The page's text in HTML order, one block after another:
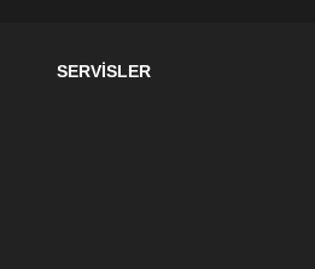
SERVİSLER